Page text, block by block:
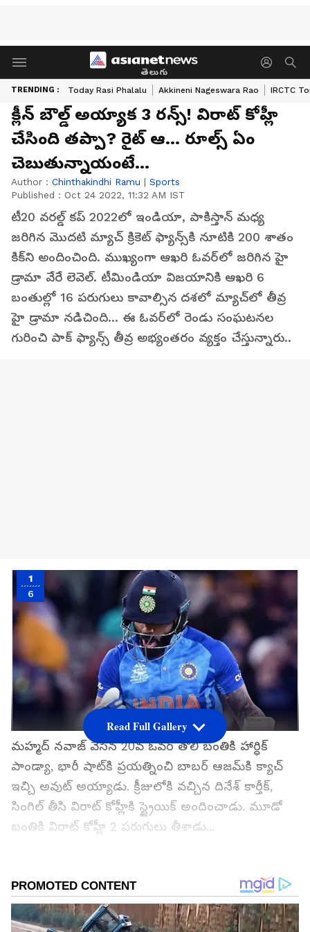
తెలుగు
TRENDING : Today Rasi Phalalu Akkineni Nageswara Rao IRCTC
క్లీన్‌ బౌల్డ్ అయ్యాక 3 రన్స్! విరాట్ కోహ్లీ
చేసింది తప్పా? రైట్ ఆ... రూల్స్ ఏం
చెబుతున్నాయంటే...
Author : Chinthakindhi Ramu | Sports
Published : Oct 24 2022, 11:32 AM IST
టీ20 వరల్డ్ కప్‌ 2022లో ఇండియా, పాకిస్తాన్ మధ్య
జరిగిన మొదటి మ్యాచ్ క్రికెట్ ఫ్యాన్స్‌కి నూటికి 200 శాతం
కిక్‌ని అందించింది. ముఖ్యంగా ఆఖరి ఓవర్‌లో జరిగిన హై
డ్రామా వేరే లెవెల్. టీమిండియా విజయానికి ఆఖరి 6
బంతుల్లో 16 పరుగులు కావాల్సిన దశలో మ్యాచ్‌లో తీవ్ర
హై డ్రామా నడిచింది... ఈ ఓవర్‌లో రెండు సంఘటనల
గురించి పాక్ ఫ్యాన్స్ తీవ్ర అభ్యంతరం వ్యక్తం చేస్తున్నారు..
1
6
మహ్మద్ నవాజ్ వేసిన 20వ ఓవర్ తొలి బంతికి హార్ధిక్
పాండ్యా, భారీ షాట్‌కి ప్రయత్నించి బాబర్ ఆజమ్‌కి క్యాచ్
ఇచ్చి అవుట్ అయ్యాడు. క్రీజులోకి వచ్చిన దినేశ్ కార్తీక్,
సింగిల్ తీసి విరాట్ కోహ్లీకి స్ట్రైయిక్ అందించాడు. మూడో
బంతికి విరాట్ కోహ్లీ 2 పరుగులు తీశాడు...
ను మీ ఫ్రిఫర్డ్ సోర్స్ గా ఎంచుకోండి
Read Full Gallery